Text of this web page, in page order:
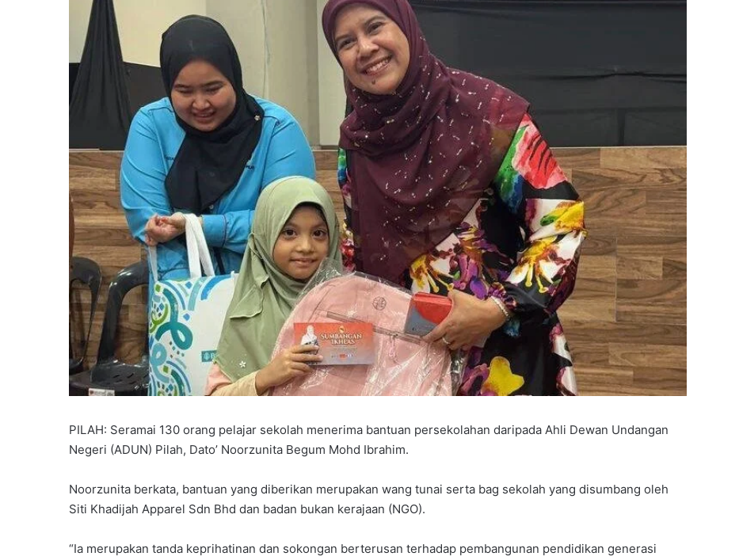
a
i
l
PILAH: Seramai 130 orang pelajar sekolah menerima bantuan persekolahan daripada Ahli Dewan Undangan
Negeri (ADUN) Pilah, Dato’ Noorzunita Begum Mohd Ibrahim.
Noorzunita berkata, bantuan yang diberikan merupakan wang tunai serta bag sekolah yang disumbang oleh
Siti Khadijah Apparel Sdn Bhd dan badan bukan kerajaan (NGO).
“Ia merupakan tanda keprihatinan dan sokongan berterusan terhadap pembangunan pendidikan generasi